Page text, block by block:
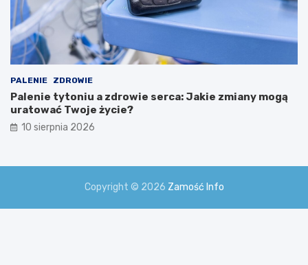
PALENIE ZDROWIE
Palenie tytoniu a zdrowie serca: Jakie zmiany mogą
uratować Twoje życie?
10 sierpnia 2026
Copyright © 2026 Zamość Info